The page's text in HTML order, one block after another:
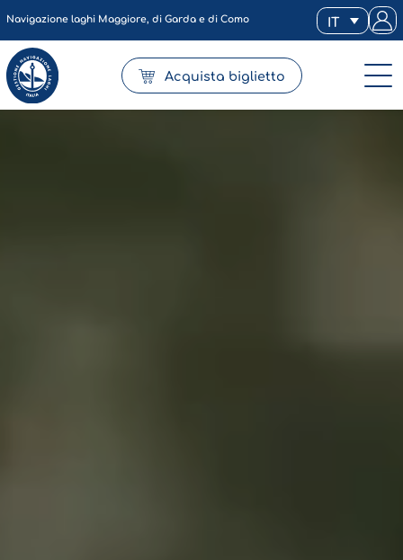
Navigazione laghi Maggiore, di Garda e di Como IT
Acquista biglietto